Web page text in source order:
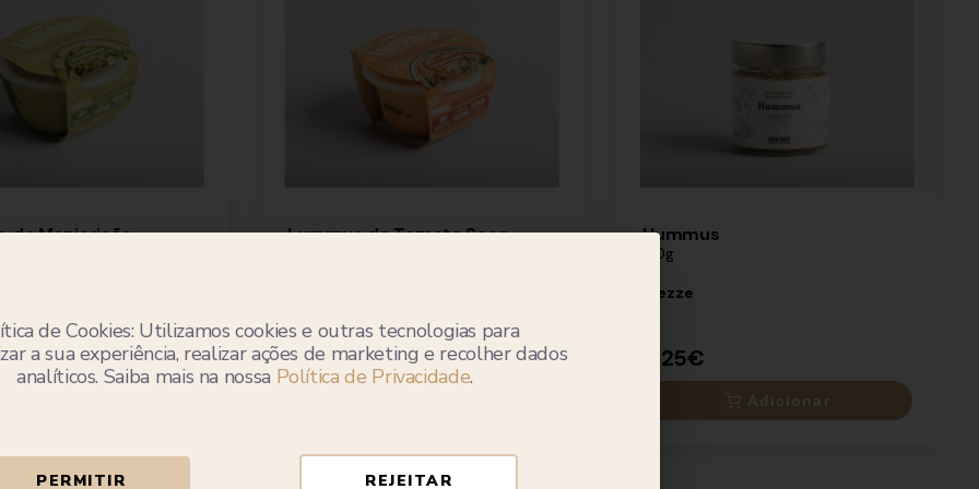
de Manjericão Lummus de Tomate Seco
3.45€
Hummus
190g
Mezze
5.25€
Adicionar
de Cookies: Utilizamos cookies e outras tecnologias para
a sua experiência, realizar ações de marketing e recolher dados
analíticos. Saiba mais na nossa Política de Privacidade.
PERMITIR REJEITAR